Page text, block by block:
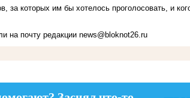
за которых им бы хотелось проголосовать, и
на почту редакции news@bloknot26.ru